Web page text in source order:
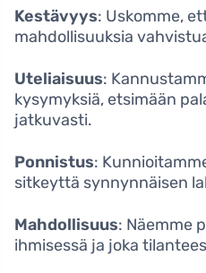
Kestävyys: Uskomme,
mahdollisuuksia
Uteliaisuus:
kysymyksiä, etsimään
jatkuvasti.
Ponnistus:
sitkeyttä synnynnäisen
Mahdollisuus: Näemme
ihmisessä ja joka